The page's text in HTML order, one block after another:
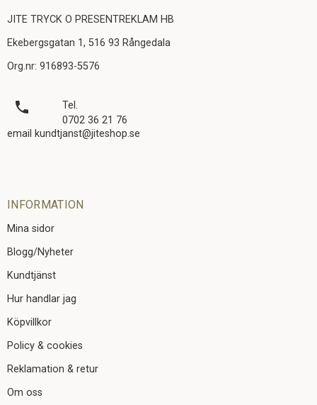
JITE TRYCK O PRESENTREKLAM HB
Ekebergsgatan 1, 516 93 Rångedala
Org.nr: 916893-5576
local_phone
Tel.
0702 36 21 76
email kundtjanst@jiteshop.se
INFORMATION
Mina sidor
Blogg/Nyheter
Kundtjänst
Hur handlar jag
Köpvillkor
Policy & cookies
Reklamation & retur
Om oss